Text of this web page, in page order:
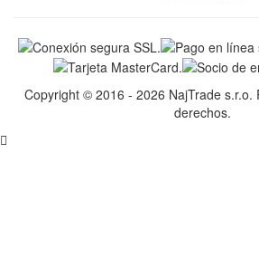
Copyright © 2016 - 2026 NajTrade s.r.o.
derechos.